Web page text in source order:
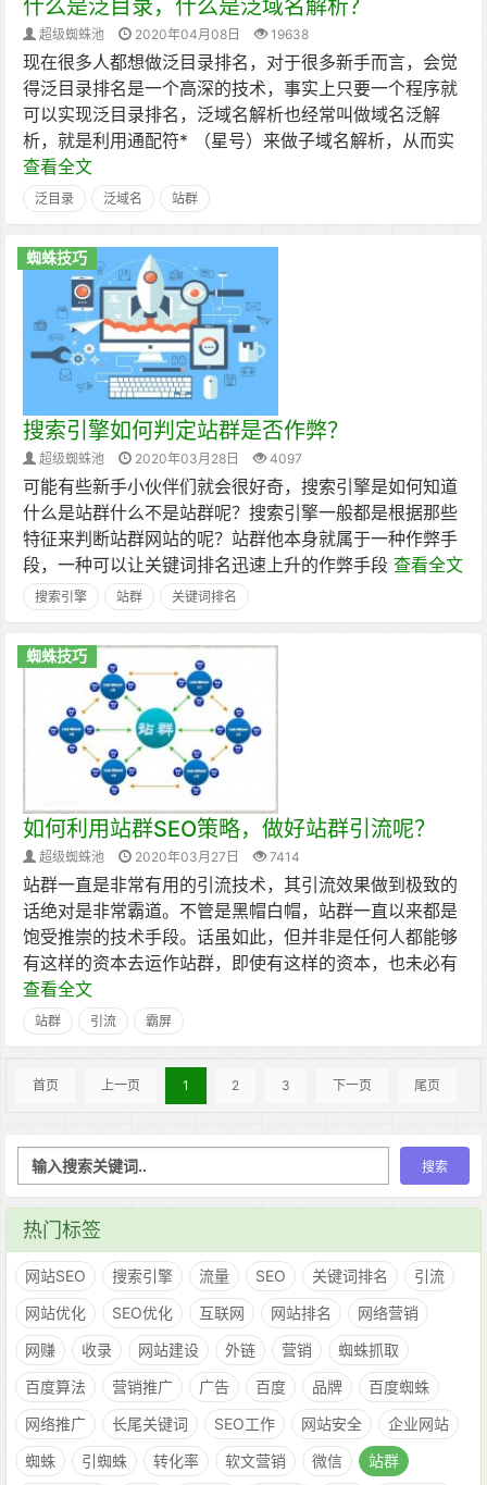
什么是泛目录，什么是泛域名解析？
超级蜘蛛池 2020年04月08日 19638
现在很多人都想做泛目录排名，对于很多新手而言，会觉
得泛目录排名是一个高深的技术，事实上只要一个程序就
可以实现泛目录排名，泛域名解析也经常叫做域名泛解
析，就是利用通配符* （星号）来做子域名解析，从而实
查看全文
泛目录 泛域名 站群
蜘蛛技巧
搜索引擎如何判定站群是否作弊？
超级蜘蛛池 2020年03月28日 4097
可能有些新手小伙伴们就会很好奇，搜索引擎是如何知道
什么是站群什么不是站群呢？搜索引擎一般都是根据那些
特征来判断站群网站的呢？站群他本身就属于一种作弊手
段，一种可以让关键词排名迅速上升的作弊手段 查看全文
搜索引擎 站群 关键词排名
蜘蛛技巧
如何利用站群SEO策略，做好站群引流呢？
超级蜘蛛池 2020年03月27日 7414
站群一直是非常有用的引流技术，其引流效果做到极致的
话绝对是非常霸道。不管是黑帽白帽，站群一直以来都是
饱受推崇的技术手段。话虽如此，但并非是任何人都能够
有这样的资本去运作站群，即使有这样的资本，也未必有
查看全文
站群 引流 霸屏
首页 上一页 1 2 3 下一页 尾页
热门标签
网站SEO 搜索引擎 流量 SEO 关键词排名
引流
网站优化
SEO优化 互联网 网站排名
网络营销
网赚
收录 网站建设 外链 营销
蜘蛛抓取
百度算法
营销推广 广告 百度 品牌
百度蜘蛛
网络推广
长尾关键词 SEO工作 网站安全
企业网站
蜘蛛
引蜘蛛 转化率 软文营销 微信
站群